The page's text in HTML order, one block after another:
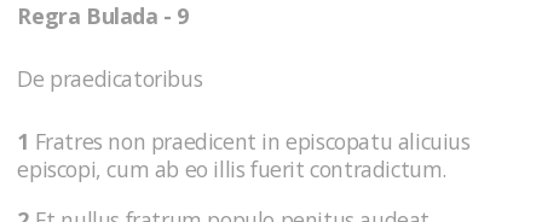
Regra Bulada - 9
De praedicatoribus
1 Fratres non praedicent in episcopatu alicuius
episcopi, cum ab eo illis fuerit contradictum.